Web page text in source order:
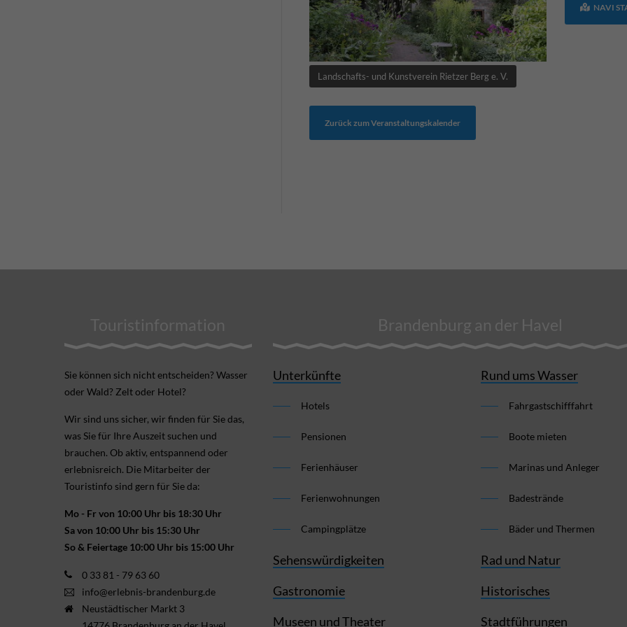
Landschafts- und Kunstverein Rietzer Berg e. V.
NAVI
Zurück zum Veranstaltungskalender
Touristinformation
Sie können sich nicht ent­scheiden? Wasser
oder Wald? Zelt oder Hotel?
Wir sind uns sicher, wir finden für Sie das,
was Sie für Ihre Aus­zeit suchen und
brauchen. Ob aktiv, ent­spannend oder
erlebnis­reich. Die Mitarbeiter der
Touristinfo sind gern für Sie da:
Mo - Fr von 10:00 Uhr bis 18:30 Uhr
Sa von 10:00 Uhr bis 15:30 Uhr
So & Feiertage 10:00 Uhr bis 15:00 Uhr
0 33 81 - 79 63 60
info@erlebnis-brandenburg.de
Neustädtischer Markt 3
Brandenburg an der Havel
Unterkünfte
Hotels
Pensionen
Ferienhäuser
Ferienwohnungen
Campingplätze
Sehenswürdigkeiten
Gastronomie
Museen und Theater
Rund ums Wasser
Fahrgastschifffahrt
Boote mieten
Marinas und Anleger
Badestrände
Bäder und Thermen
Rad und Natur
Historisches
Stadtführungen